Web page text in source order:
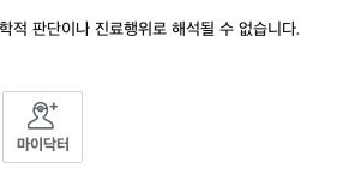
적 판단이나 진료행위로 해석될 수 없습니다.
마이닥터